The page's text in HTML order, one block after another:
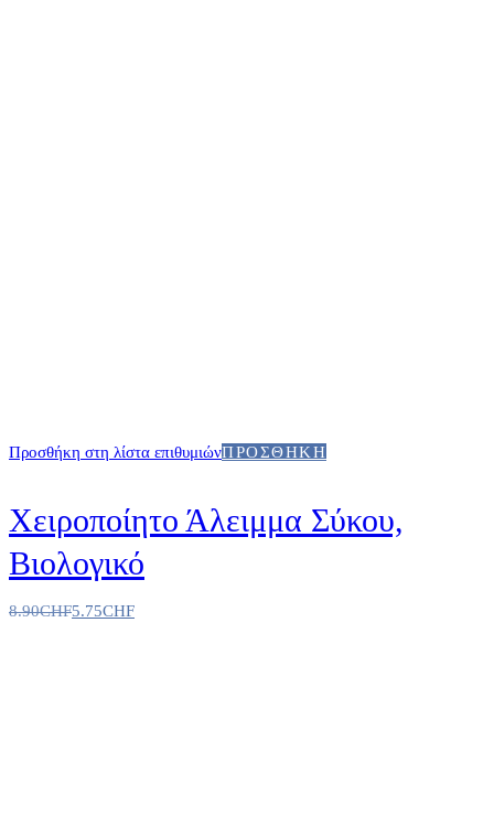
Προσθήκη στη λίστα επιθυμιώνΠΡΟΣΘΉΚΗ
Χειροποίητο Άλειμμα Σύκου,
Βιολογικό
8.90CHF5.75CHF